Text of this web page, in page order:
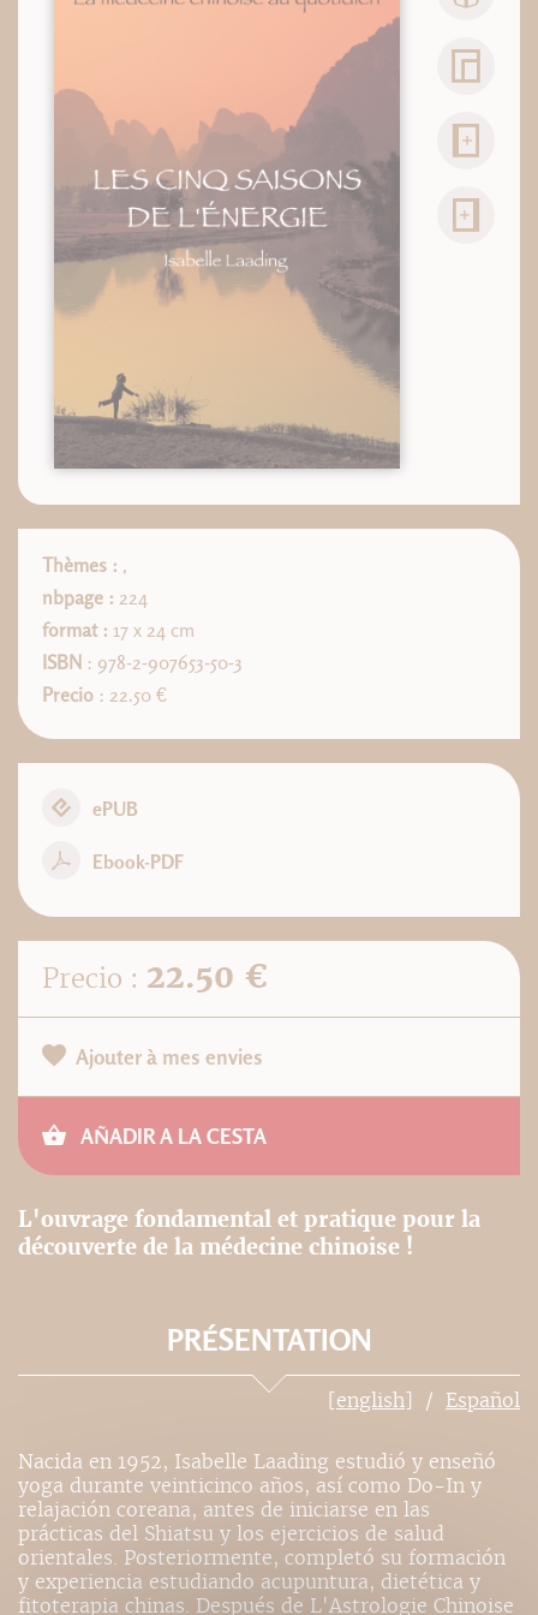
Thèmes : ,
nbpage : 224
format : 17 x 24 cm
ISBN : 978-2-907653-50-3
Precio : 22.50 €
ePUB
Ebook-PDF
Precio : 22.50 €
Ajouter à mes envies
AÑADIR A LA CESTA
L'ouvrage fondamental et pratique pour la
découverte de la médecine chinoise !
PRÉSENTATION
[english] Español
Nacida en 1952, Isabelle Laading estudió y enseñó
yoga durante veinticinco años, así como Do-In y
relajación coreana, antes de iniciarse en las
prácticas del Shiatsu y los ejercicios de salud
orientales. Posteriormente, completó su formación
y experiencia estudiando acupuntura, dietética y
fitoterapia chinas. Después de L'Astrologie Chinoise